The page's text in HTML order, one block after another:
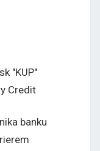
"KUP"
Credit
banku